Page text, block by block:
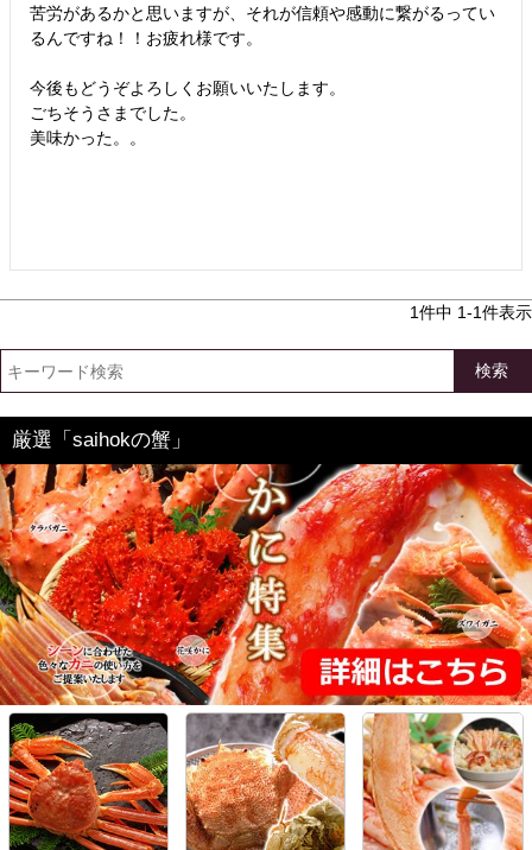
苦労があるかと思いますが、それが信頼や感動に繋がるってい
るんですね！！お疲れ様です。
今後もどうぞよろしくお願いいたします。
ごちそうさまでした。
美味かった。。
1件中 1-1件表示
検索
厳選「saihokの蟹」